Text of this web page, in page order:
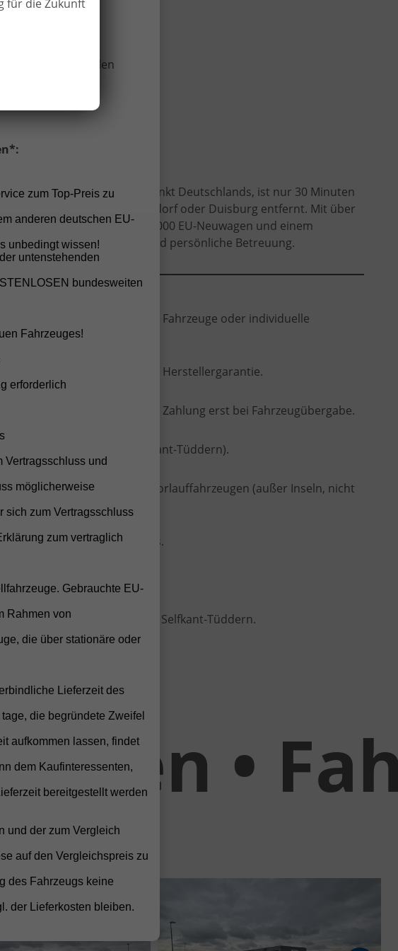
dem westlichsten Punkt Deutschlands, ist nur 30 Minuten
eine Stunde von Köln, Düsseldorf oder Duisburg entfernt. Mit über
Verkauf von über 2.000 EU-Neuwagen und einem
Qualität, Zuverlässigkeit und persönliche Betreuung.
kurzfristig lieferbare Fahrzeuge oder individuelle
Neuwagen
der UVP mit vollständiger Herstellergarantie.
Recht
Abwicklung ohne Anzahlung, Zahlung erst bei Fahrzeugübergabe.
im Preis enthalten (frei Selfkant-Tüddern).
Haustür bei Bestell- oder Vorlauffahrzeugen (außer Inseln, nicht
Ihres aktuellen Fahrzeugs.
günstigen Konditionen.
E-Mail oder vor Ort in Selfkant-Tüddern.
•
für die Zukunft
raten wir
professionellen
zum Top-Preis zu
anderen deutschen EU-
unbedingt wissen!
untenstehenden
bundesweiten
Fahrzeuges!
erforderlich
Vertragsschluss und
möglicherweise
sich zum Vertragsschluss
zum vertraglich
Gebrauchte EU-
Rahmen von
die über stationäre oder
Lieferzeit des
die begründete Zweifel
aufkommen lassen, findet
dem Kaufinteressenten,
bereitgestellt werden
und der zum Vergleich
auf den Vergleichspreis zu
des Fahrzeugs keine
der Lieferkosten bleiben.